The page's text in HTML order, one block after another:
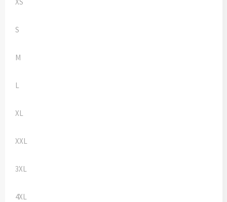
S
M
L
XL
XXL
3XL
4XL